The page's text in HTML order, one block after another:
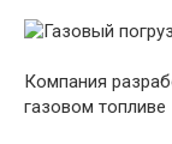
Компания
газовом топливе